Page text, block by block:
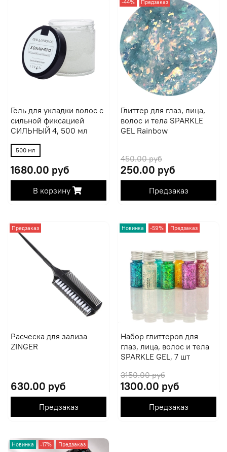
Гель для укладки волос с
сильной фиксацией
СИЛЬНЫЙ 4, 500 мл
500 мл
1680.00 руб
В корзину
-44% Предзаказ
Глиттер для глаз, лица,
волос и тела SPARKLE
GEL Rainbow
450.00 руб
250.00 руб
Предзаказ
Предзаказ
Расческа для зализа
ZINGER
630.00 руб
Предзаказ
Новинка -59% Предзаказ
Набор глиттеров для
глаз, лица, волос и тела
SPARKLE GEL, 7 шт
3150.00 руб
1300.00 руб
Предзаказ
Новинка -17% Предзаказ